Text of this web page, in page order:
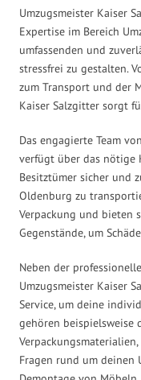
Umzugsmeister Kaiser
Expertise im Bereich
umfassenden und
stressfrei zu gestalten.
zum Transport und der
Kaiser Salzgitter sorgt
Das engagierte Team
verfügt über das nötige
Besitztümer sicher und
Oldenburg zu
Verpackung und bieten
Gegenstände, um
Neben der
Umzugsmeister Kaiser
Service, um deine
gehören beispielsweise
Fragen rund um deinen